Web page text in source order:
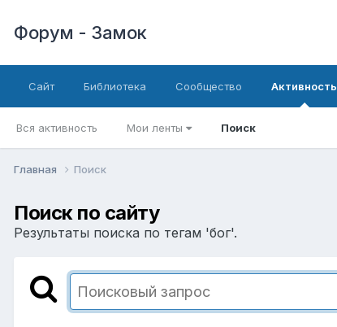
Форум - Замок
Сайт Библиотека Сообщество Активность
Вся активность Мои ленты Поиск
Главная Поиск
Поиск по сайту
Результаты поиска по тегам 'бог'.